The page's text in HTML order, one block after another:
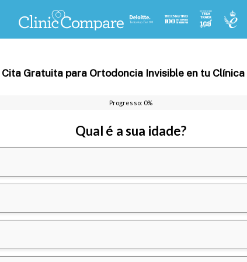
Gratuita para Ortodoncia Invisible en tu Clínica